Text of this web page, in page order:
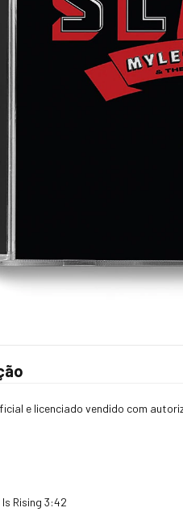
e licenciado vendido com
Is Rising 3:42